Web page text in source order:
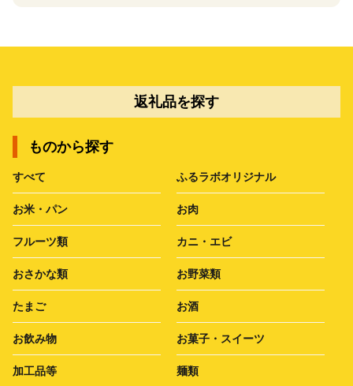
返礼品を探す
ものから探す
すべて ふるラボオリジナル
お米・パン お肉
フルーツ類 カニ・エビ
おさかな類 お野菜類
たまご お酒
お飲み物 お菓子・スイーツ
加工品等 麺類